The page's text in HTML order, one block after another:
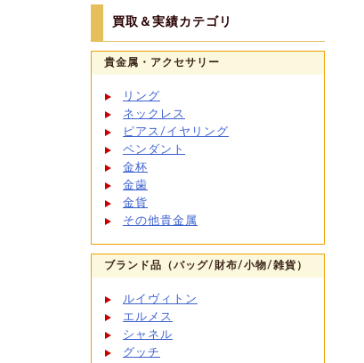
買取＆実績カテゴリ
貴金属・アクセサリー
リング
ネックレス
ピアス/イヤリング
ペンダント
金杯
金歯
金貨
その他貴金属
ブランド品（バッグ/財布/小物/雑貨）
ルイヴィトン
エルメス
シャネル
グッチ